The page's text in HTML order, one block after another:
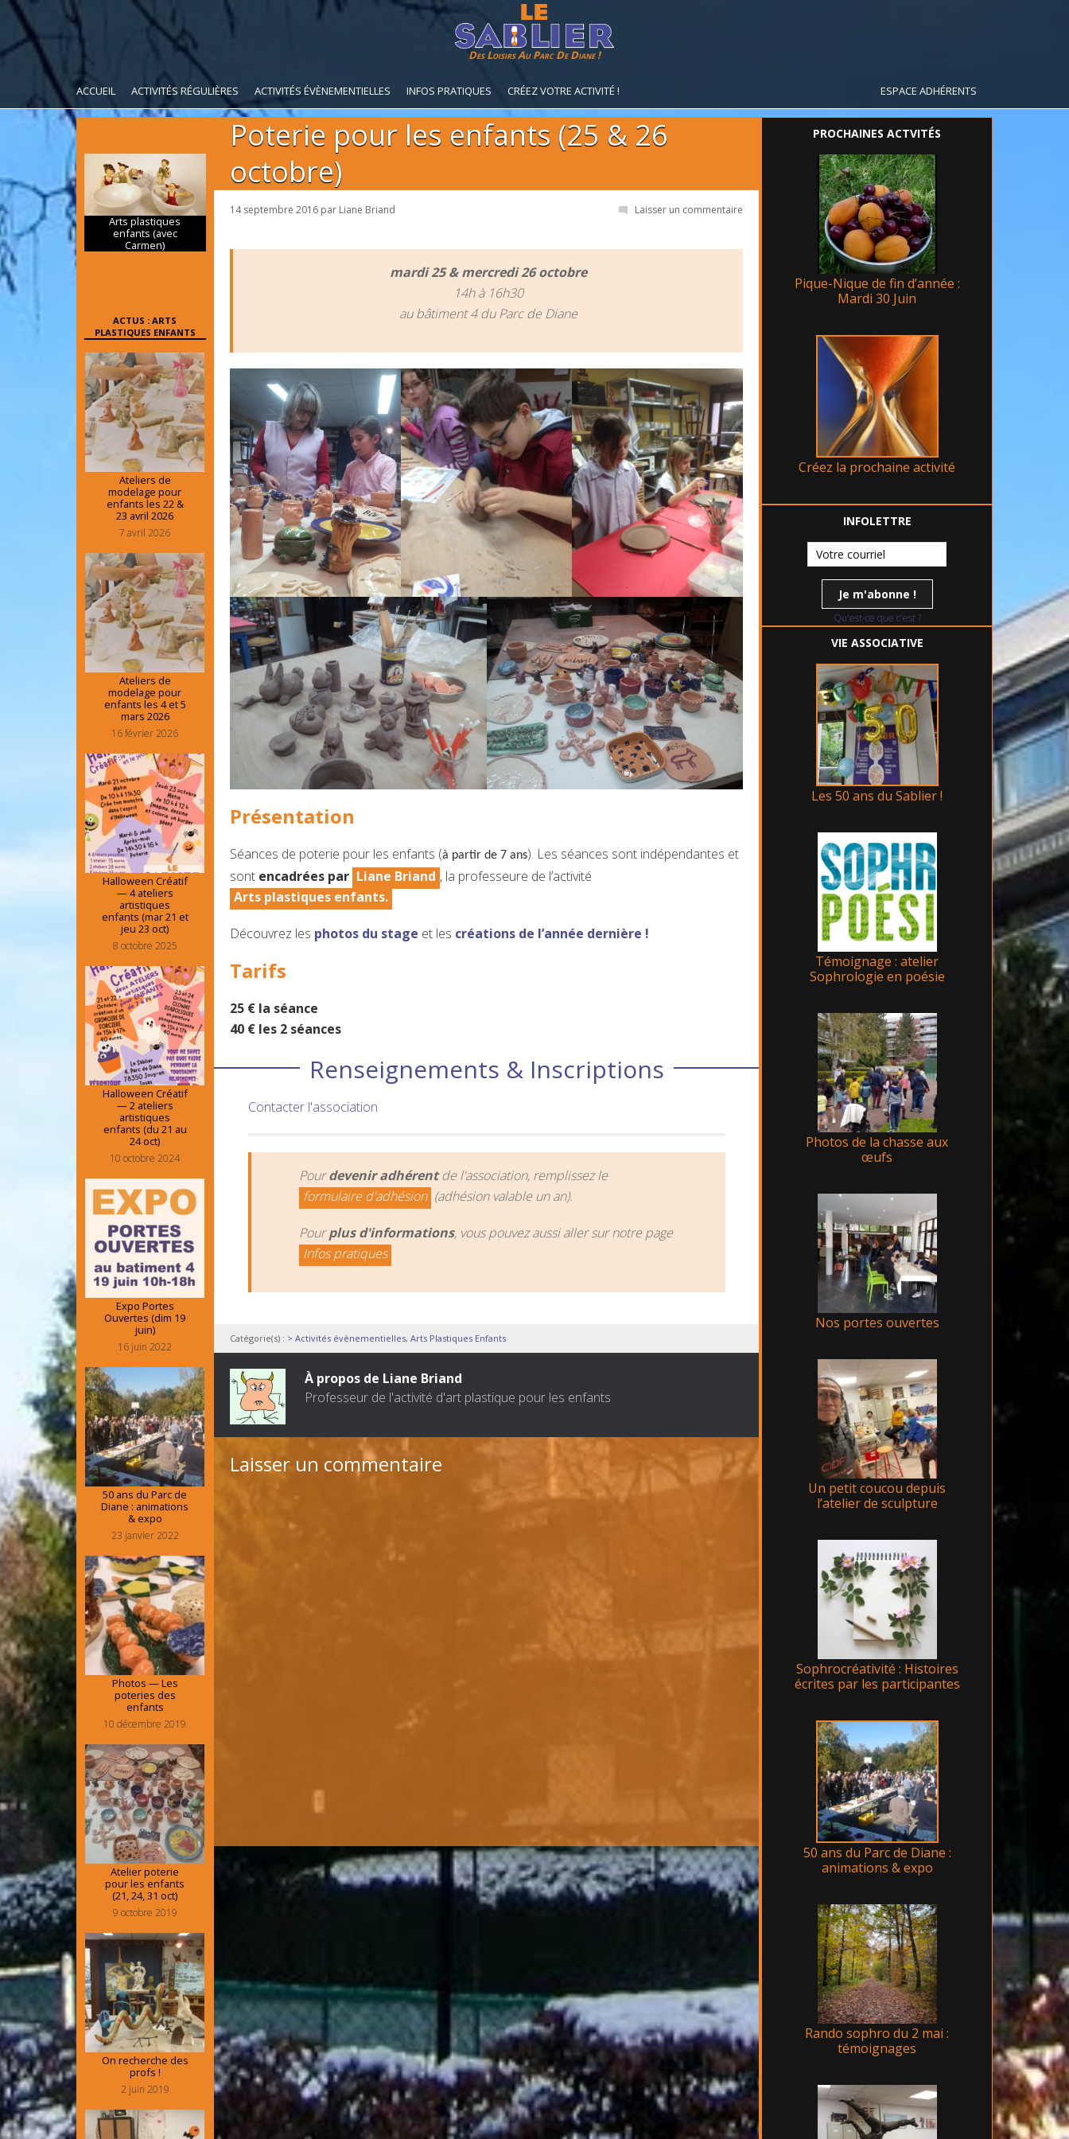
Des Loisirs Au Parc De Diane !
ACCUEIL ACTIVITÉS RÉGULIÈRES ACTIVITÉS ÉVÈNEMENTIELLES INFOS PRATIQUES CRÉEZ VOTRE ACTIVITÉ ! ESPACE ADHÉRENTS
Poterie pour les enfants (25 & 26
octobre)
14 septembre 2016par Liane Briand Laisser un commentaire
mardi 25 & mercredi 26 octobre
14h à 16h30
au bâtiment 4 du Parc de Diane
Présentation
Séances de poterie pour les enfants (à partir de 7 ans). Les séances sont indépendantes et
sont encadrées par Liane Briand , la professeure de l’activité
Arts plastiques enfants.
Découvrez les photos du stage et les créations de l’année dernière !
Tarifs
25 € la séance
40 € les 2 séances
Renseignements & Inscriptions
Contacter l'association
Pourdevenir adhérentde l'association, remplissez le
formulaire d'adhésion (adhésion valable un an).
Pourplus d'informations, vous pouvez aussi aller sur notre page
Infos pratiques
Catégorie(s) : > Activités évènementielles, Arts Plastiques Enfants
À propos de Liane Briand
Professeur de l'activité d'art plastique pour les enfants
Laisser un commentaire
PROCHAINES ACTVITÉS
Pique-Nique de fin d’année :
Mardi 30 Juin
Créez la prochaine activité
INFOLETTRE
Qu'est-ce que c'est ?
VIE ASSOCIATIVE
Les 50 ans du Sablier !
Témoignage : atelier
Sophrologie en poésie
Photos de la chasse aux
œufs
Nos portes ouvertes
Un petit coucou depuis
l’atelier de sculpture
Sophrocréativité : Histoires
écrites par les participantes
50 ans du Parc de Diane :
animations & expo
Rando sophro du 2 mai :
témoignages
Arts plastiques
enfants (avec
Carmen)
ACTUS : ARTS
PLASTIQUES ENFANTS
Ateliers de
modelage pour
enfants les 22 &
23 avril 2026
7 avril 2026
Ateliers de
modelage pour
enfants les 4 et 5
mars 2026
16 février 2026
Halloween Créatif
— 4 ateliers
artistiques
enfants (mar 21 et
jeu 23 oct)
8 octobre 2025
Halloween Créatif
— 2 ateliers
artistiques
enfants (du 21 au
24 oct)
10 octobre 2024
Expo Portes
Ouvertes (dim 19
juin)
16 juin 2022
50 ans du Parc de
Diane : animations
& expo
23 janvier 2022
Photos — Les
poteries des
enfants
10 décembre 2019
Atelier poterie
pour les enfants
(21, 24, 31 oct)
9 octobre 2019
On recherche des
profs !
2 juin 2019